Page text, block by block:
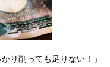
り削っても足りない！」